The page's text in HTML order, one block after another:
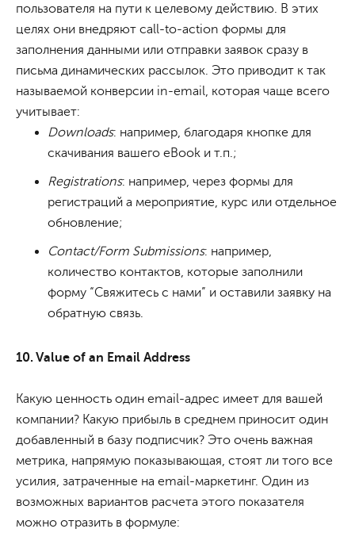
пользователя на пути к целевому действию. В этих
целях они внедряют call-to-action формы для
заполнения данными или отправки заявок сразу в
письма динамических рассылок. Это приводит к так
называемой конверсии in-email, которая чаще всего
учитывает:
Downloads: например, благодаря кнопке для
скачивания вашего eBook и т.п.;
Registrations: например, через формы для
регистраций а мероприятие, курс или отдельное
обновление;
Contact/Form Submissions: например,
количество контактов, которые заполнили
форму “Свяжитесь с нами” и оставили заявку на
обратную связь.
10. Value of an Email Address
Какую ценность один email-адрес имеет для вашей
компании? Какую прибыль в среднем приносит один
добавленный в базу подписчик? Это очень важная
метрика, напрямую показывающая, стоят ли того все
усилия, затраченные на email-маркетинг. Один из
возможных вариантов расчета этого показателя
можно отразить в формуле: